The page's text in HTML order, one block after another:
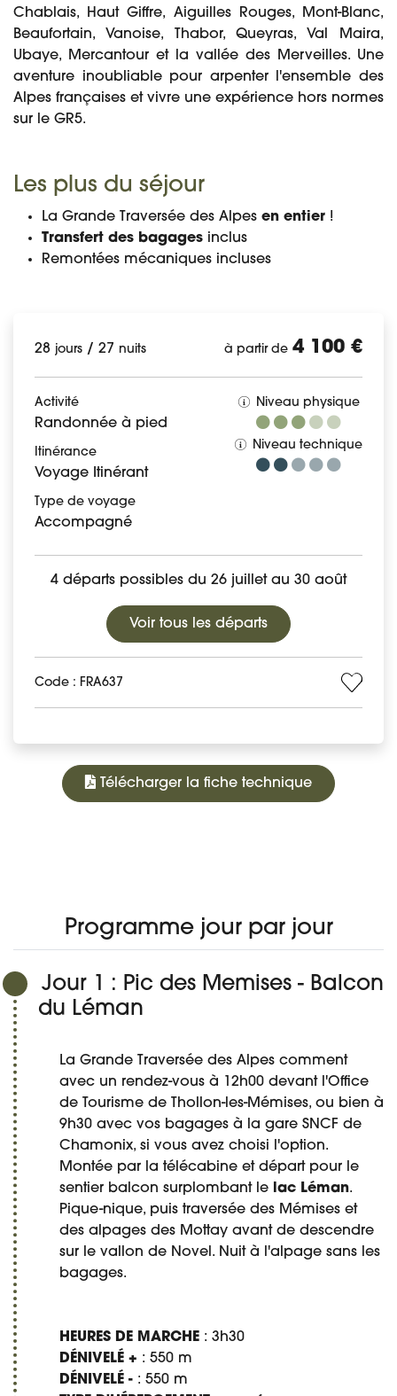
Chablais, Haut Giffre, Aiguilles Rouges, Mont-Blanc,
Beaufortain, Vanoise, Thabor, Queyras, Val Maira,
Ubaye, Mercantour et la vallée des Merveilles. Une
aventure inoubliable pour arpenter l'ensemble des
Alpes françaises et vivre une expérience hors normes
sur le GR5.
Les plus du séjour
La Grande Traversée des Alpes en entier !
Transfert des bagages inclus
Remontées mécaniques incluses
28 jours / 27 nuits à partir de 4 100 €
Activité
Randonnée à pied
Itinérance
Voyage Itinérant
Type de voyage
Accompagné
Niveau physique
Niveau technique
4 départs possibles du 26 juillet au 30 août
Voir tous les départs
Code : FRA637
Télécharger la fiche technique
Programme jour par jour
Jour 1 : Pic des Memises - Balcon
du Léman
La Grande Traversée des Alpes comment
avec un rendez-vous à 12h00 devant l'Office
de Tourisme de Thollon-les-Mémises, ou bien à
9h30 avec vos bagages à la gare SNCF de
Chamonix, si vous avez choisi l'option.
Montée par la télécabine et départ pour le
sentier balcon surplombant le
lac Léman.
Pique-nique, puis traversée des Mémises et
des alpages des Mottay avant de descendre
sur le vallon de Novel. Nuit à l'alpage sans les
bagages.
HEURES DE MARCHE : 3h30
DÉNIVELÉ + : 550 m
DÉNIVELÉ - : 550 m